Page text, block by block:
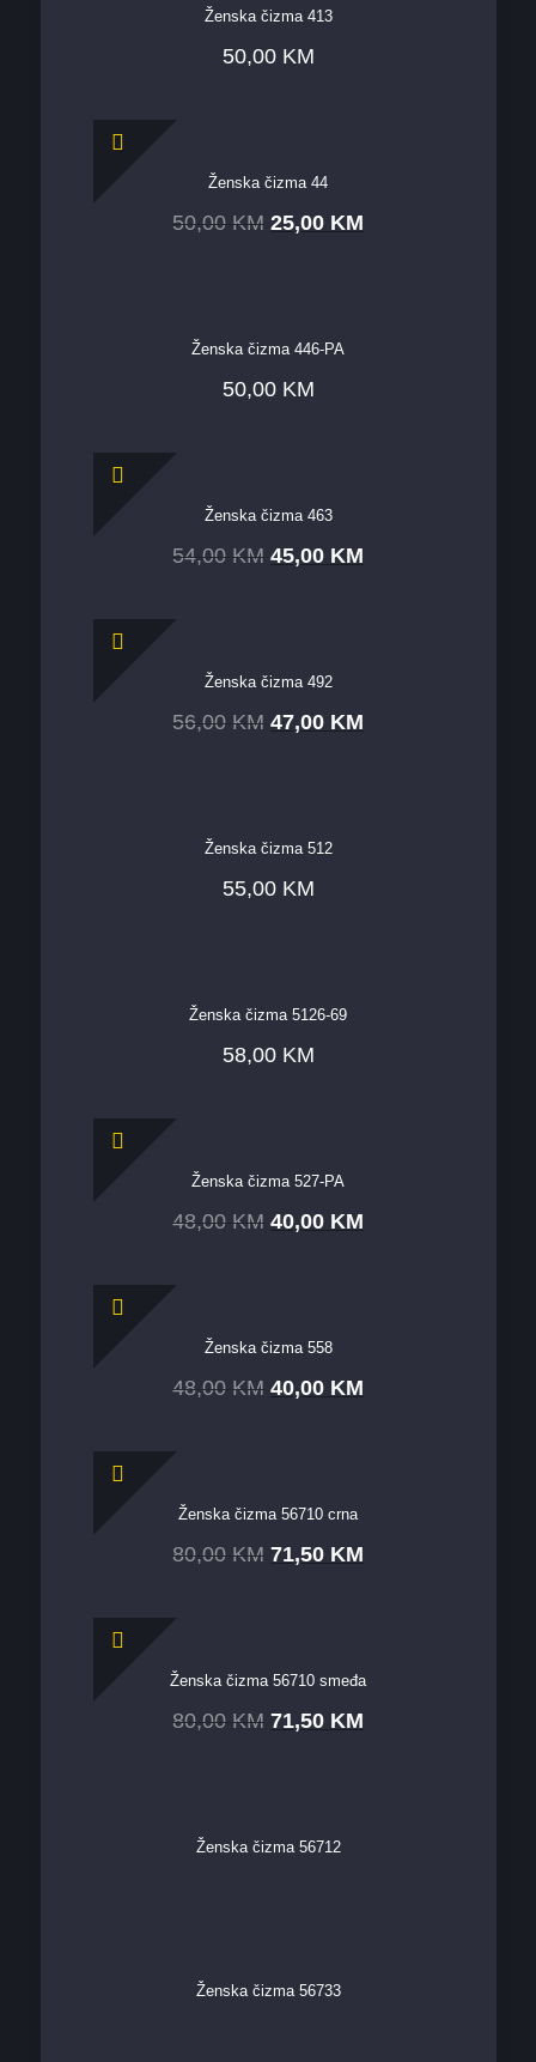
Ženska čizma 413
50,00 KM
Ženska čizma 44
50,00 KM 25,00 KM
Ženska čizma 446-PA
50,00 KM
Ženska čizma 463
54,00 KM 45,00 KM
Ženska čizma 492
56,00 KM 47,00 KM
Ženska čizma 512
55,00 KM
Ženska čizma 5126-69
58,00 KM
Ženska čizma 527-PA
48,00 KM 40,00 KM
Ženska čizma 558
48,00 KM 40,00 KM
Ženska čizma 56710 crna
80,00 KM 71,50 KM
Ženska čizma 56710 smeđa
80,00 KM 71,50 KM
Ženska čizma 56712
Ženska čizma 56733